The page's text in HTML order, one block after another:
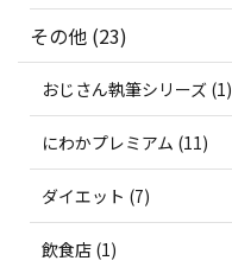
その他 (23)
おじさん執筆シリーズ (1)
にわかプレミアム (11)
ダイエット (7)
飲食店 (1)